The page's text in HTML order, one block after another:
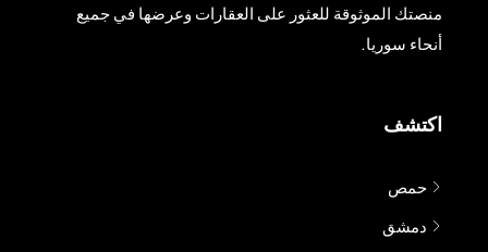
منصتك الموثوقة للعثور على العقارات وعرضها في جميع
أنحاء سوريا.
اكتشف
حمص
دمشق